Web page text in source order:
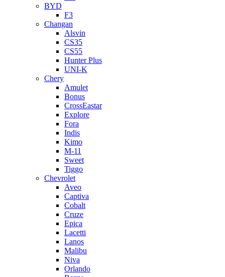
BYD
F3
Changan
Alsvin
CS35
CS55
Hunter Plus
UNI-K
Chery
Amulet
Bonus
CrossEastar
Explore
Fora
Indis
Kimo
M-11
Sweet
Tiggo
Chevrolet
Aveo
Captiva
Cobalt
Cruze
Epica
Lacetti
Lanos
Malibu
Niva
Orlando